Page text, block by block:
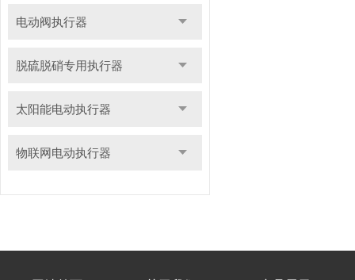
电动阀执行器
脱硫脱硝专用执行器
太阳能电动执行器
物联网电动执行器